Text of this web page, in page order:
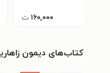
۱۶۰,۰۰۰ ت
کتاب‌های دیمون